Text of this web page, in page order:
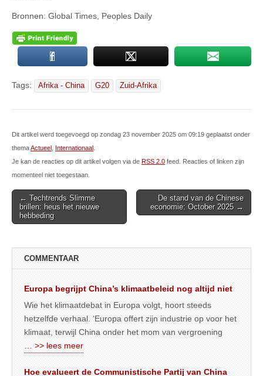
Bronnen: Global Times, Peoples Daily
Tags: Afrika - China G20 Zuid-Afrika
Dit artikel werd toegevoegd op zondag 23 november 2025 om 09:19 geplaatst onder
themaActueel , Internationaal .
Je kan de reacties op dit artikel volgen via de RSS 2.0 feed. Reacties of linken zijn
momenteel niet toegestaan.
Post
navigation
← Techtrends Slimme
brillen: heus het nieuwe
hebbeding
De stand van de Chinese
economie: October 2025 →
COMMENTAAR
Europa begrijpt China’s klimaatbeleid nog altijd niet
Wie het klimaatdebat in Europa volgt, hoort steeds
hetzelfde verhaal. ‘Europa offert zijn industrie op voor het
klimaat, terwijl China onder het mom van vergroening
… >> lees meer
Hoe evalueert de Communistische Partij van China